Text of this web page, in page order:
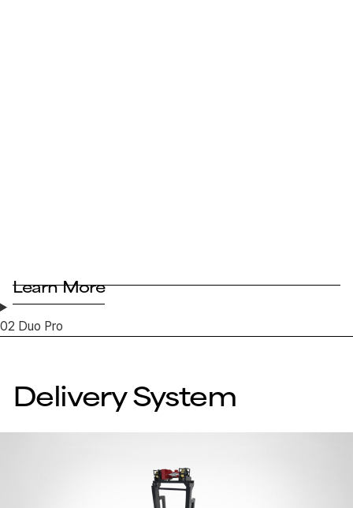
Learn More
02 Duo Pro
Delivery System